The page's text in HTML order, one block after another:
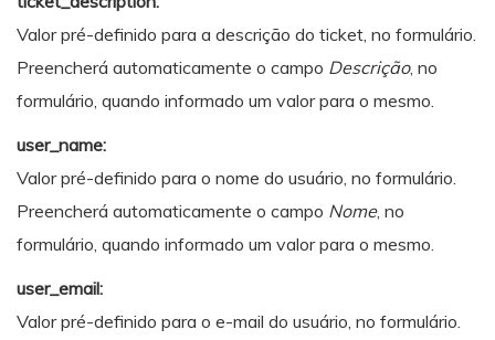
Valor pré-definido para a descrição do ticket, no formulário.
Preencherá automaticamente o campo Descrição, no
formulário, quando informado um valor para o mesmo.
user_name:
Valor pré-definido para o nome do usuário, no formulário.
Preencherá automaticamente o campo Nome, no
formulário, quando informado um valor para o mesmo.
user_email:
Valor pré-definido para o e-mail do usuário, no formulário.